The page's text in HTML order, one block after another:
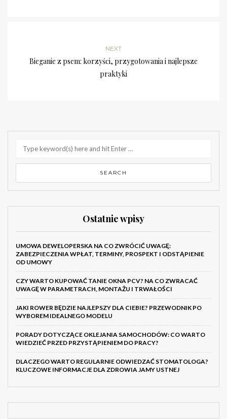
NEXT
Bieganie z psem: korzyści, przygotowania i najlepsze
praktyki
Ostatnie wpisy
UMOWA DEWELOPERSKA NA CO ZWRÓCIĆ UWAGĘ:
ZABEZPIECZENIA WPŁAT, TERMINY, PROSPEKT I ODSTĄPIENIE
OD UMOWY
CZY WARTO KUPOWAĆ TANIE OKNA PCV? NA CO ZWRACAĆ
UWAGĘ W PARAMETRACH, MONTAŻU I TRWAŁOŚCI
JAKI ROWER BĘDZIE NAJLEPSZY DLA CIEBIE? PRZEWODNIK PO
WYBOREM IDEALNEGO MODELU
PORADY DOTYCZĄCE OKLEJANIA SAMOCHODÓW: CO WARTO
WIEDZIEĆ PRZED PRZYSTĄPIENIEM DO PRACY?
DLACZEGO WARTO REGULARNIE ODWIEDZAĆ STOMATOLOGA?
KLUCZOWE INFORMACJE DLA ZDROWIA JAMY USTNEJ